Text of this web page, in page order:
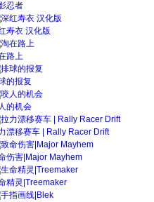
忍者
寿衣 汉化版
路上
的报复
的机会
漂移赛车 | Rally Racer Drift
伤害|Major Mayhem
精灵|Treemaker